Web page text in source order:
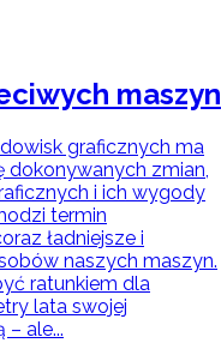
maszyn
graficznych ma
dokonywanych zmian,
i ich wygody
termin
ładniejsze i
naszych maszyn.
ratunkiem dla
lata swojej
ale...